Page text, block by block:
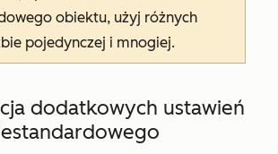
obiektu, użyj różnych
pojedynczej i mnogiej.
dodatkowych ustawień